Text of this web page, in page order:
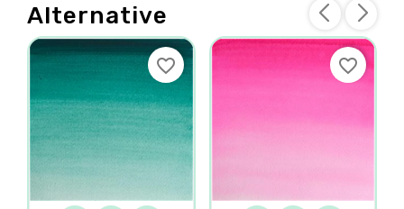
Alternative
favorite_border favorite_border